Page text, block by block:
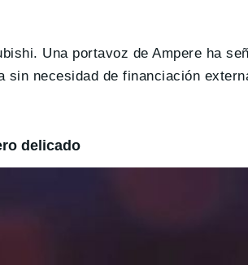
Una portavoz de Ampere ha
necesidad de financiación
delicado